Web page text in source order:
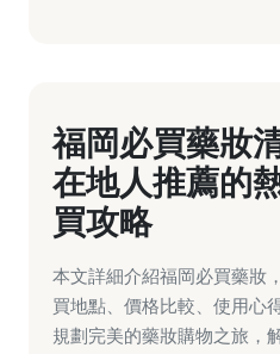
福岡必買藥妝
在地人推薦的
買攻略
本文詳細介紹福岡必買藥妝
買地點、價格比較、使用心
規劃完美的藥妝購物之旅，